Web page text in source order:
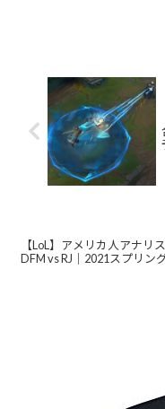
【LoL】アメリカ人アナリ
DFM vs RJ｜2021スプリン